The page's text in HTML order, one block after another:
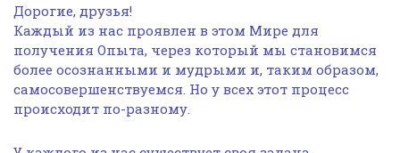
Дорогие, друзья!
Каждый из нас проявлен в этом Мире для
получения Опыта, через который мы становимся
более осознанными и мудрыми и, таким образом,
самосовершенствуемся. Но у всех этот процесс
происходит по-разному.